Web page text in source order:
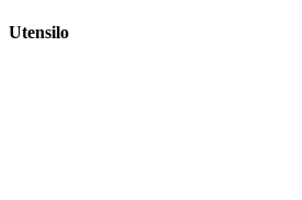
Utensilo